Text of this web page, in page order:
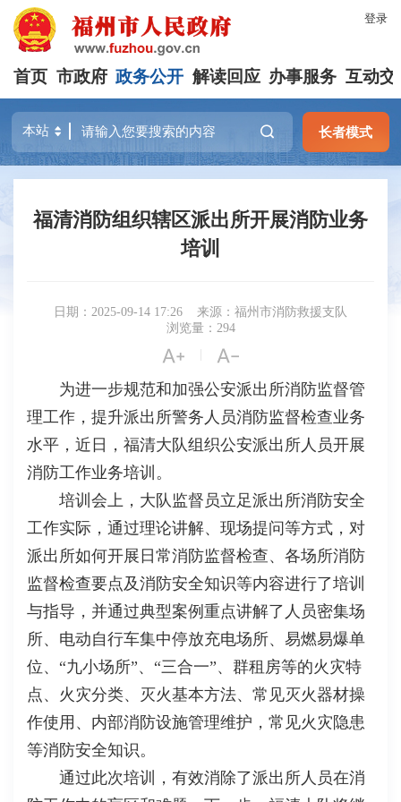
登录
首页 市政府 政务公开 解读回应 办事服务 互动交
长者模式
福清消防组织辖区派出所开展消防业务
培训
日期：2025-09-14 17:26
来源：福州市消防救援支队
浏览量：294
 | 
为进一步规范和加强公安派出所消防监督管
理工作，提升派出所警务人员消防监督检查业务
水平，近日，福清大队组织公安派出所人员开展
消防工作业务培训。
培训会上，大队监督员立足派出所消防安全
工作实际，通过理论讲解、现场提问等方式，对
派出所如何开展日常消防监督检查、各场所消防
监督检查要点及消防安全知识等内容进行了培训
与指导，并通过典型案例重点讲解了人员密集场
所、电动自行车集中停放充电场所、易燃易爆单
位、“九小场所”、“三合一”、群租房等的火灾特
点、火灾分类、灭火基本方法、常见灭火器材操
作使用、内部消防设施管理维护，常见火灾隐患
等消防安全知识。
通过此次培训，有效消除了派出所人员在消